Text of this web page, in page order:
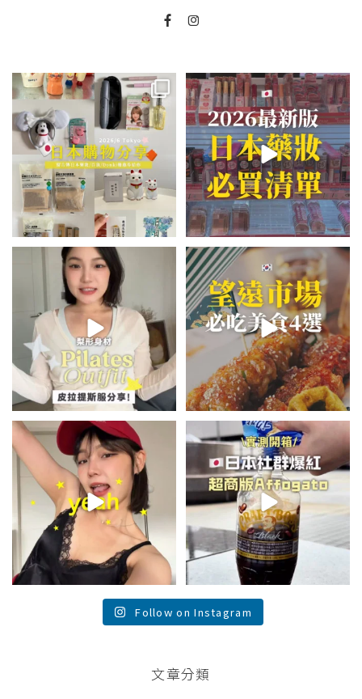
💭留言「免費」傳日本藥妝店/百
貨/機場/Donki/折價券給你...
413 43
2026🇯🇵日本藥妝店必買什麼
日本最近紅什麼？...
123 20
💭留言「美背」傳🔗給你！
🏷️#吉推韓國 🇰🇷
...
48 20
\🇰🇷韓國望遠市場4家必吃美食
😋/
💭留言「望遠市場」傳地址給你
345 59
summer outfit⋆.˚✮🎧✮˚.⋆
夏日穿搭最需要單品！...
755 43
\🇯🇵日本爆紅!超商版Affogato
🍨☕️/
🏷️#吉推日本🇯🇵...
117 26
Follow on Instagram
文章分類